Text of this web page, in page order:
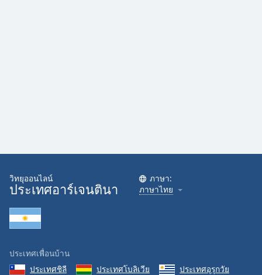
วิทยุออนไลน์
ประเทศอาร์เจนตินา
ภาษา:
ภาษาไทย
ประเทศเพื่อนบ้าน
ประเทศชิลี
ประเทศโบลิเวีย
ประเทศอุรุกวัย